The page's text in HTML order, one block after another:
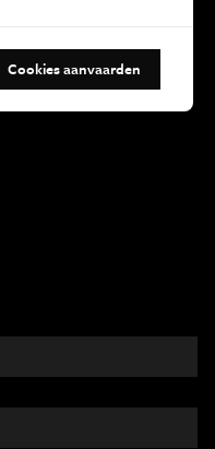
Cookies aanvaarden